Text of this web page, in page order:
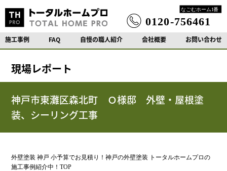
施工事例 FAQ 自慢の職人紹介 会社概要 お問い合わせ
現場レポート
神戸市東灘区森北町 Ｏ様邸 外壁・屋根塗
装、シーリング工事
外壁塗装 神戸 小予算でお見積り！神戸の外壁塗装 トータルホームプロの
施工事例紹介中！TOP